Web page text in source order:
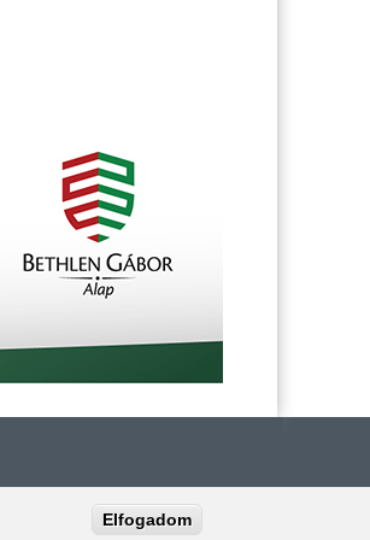
Elfogadom